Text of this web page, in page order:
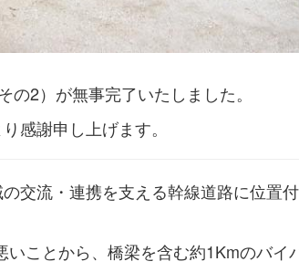
2）が無事完了いたしました。
感謝申し上げます。
交流・連携を支える幹線道路に位置
ことから、橋梁を含む約1Kmのバイ